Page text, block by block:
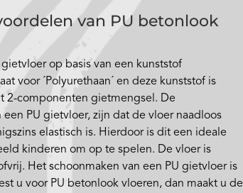
van PU betonlook
gietvloer op basis van een kunststof
voor ´Polyurethaan´ en deze kunststof is
2-componenten gietmengsel. De
PU gietvloer, zijn dat de vloer naadloos
elastisch is. Hierdoor is dit een ideale
kinderen om op te spelen. De vloer is
Het schoonmaken van een PU gietvloer is
u voor PU betonlook vloeren, dan maakt u de